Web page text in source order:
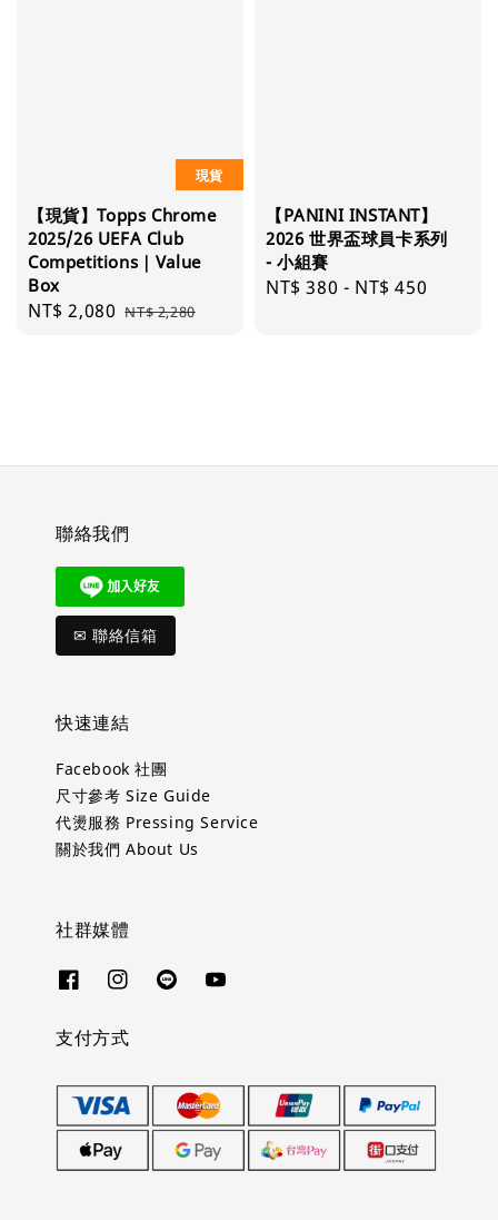
現貨
【現貨】Topps Chrome
2025/26 UEFA Club
Competitions｜Value
Box
Sale
NT$ 2,080 Regular
NT$ 2,280
【PANINI INSTANT】
2026 世界盃球員卡系列
- 小組賽
Regular
NT$ 380 - NT$ 450
聯絡我們
✉ 聯絡信箱
快速連結
Facebook 社團
尺寸參考 Size Guide
代燙服務 Pressing Service
關於我們 About Us
社群媒體
支付方式